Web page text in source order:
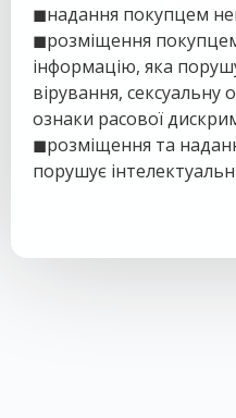
◼надання покупцем
◼розміщення
інформацію, яка
вірування, сексуальну
ознаки расової
◼розміщення та
порушує